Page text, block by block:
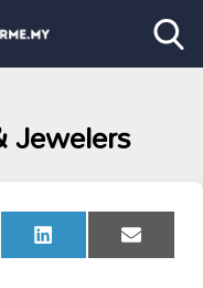
Jewelers
Share
on
LinkedIn Share
on
Email